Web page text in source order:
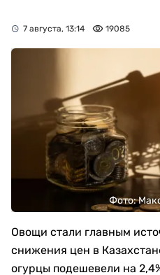
7 августа, 13:14 19085
Фото:
Овощи стали главным
снижения цен в
огурцы подешевели на